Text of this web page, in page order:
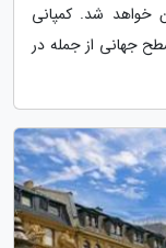
اکران خواهد شد. کمپانی
2025 فیلم را در سطح جهانی از جمله در